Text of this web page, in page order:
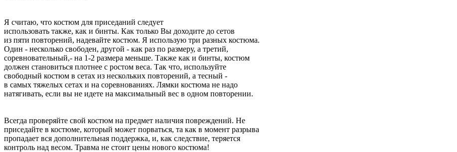
Я считаю, что костюм для приседаний следует
использовать также, как и бинты. Как только Вы доходите до сетов
из пяти повторений, надевайте костюм. Я использую три разных костюма.
Один - несколько свободен, другой - как раз по размеру, а третий,
соревновательный,- на 1-2 размера меньше. Также как и бинты, костюм
должен становиться плотнее с ростом веса. Так что, используйте
свободный костюм в сетах из нескольких повторений, а тесный -
в самых тяжелых сетах и на соревнованиях. Лямки костюма не надо
натягивать, если вы не идете на максимальный вес в одном повторении.
Всегда проверяйте свой костюм на предмет наличия повреждений. Не
приседайте в костюме, который может порваться, та как в момент разрыва
пропадает вся дополнительная поддержка, и, как следствие, теряется
контроль над весом. Травма не стоит цены нового костюма!